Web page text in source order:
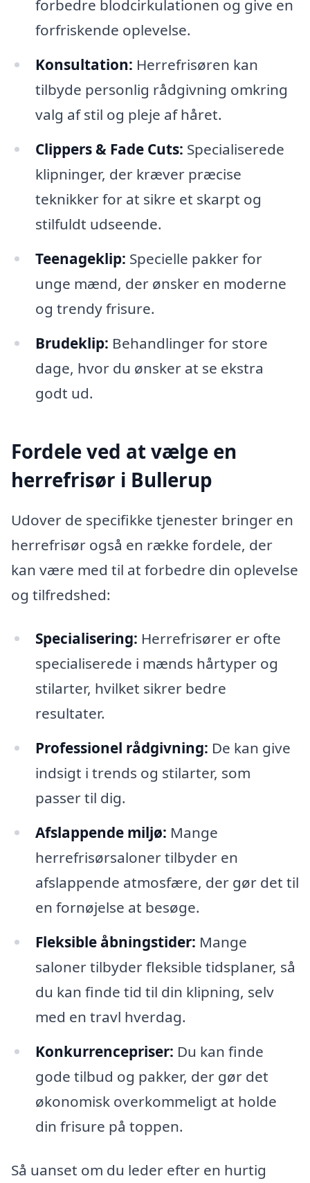
forbedre blodcirkulationen og give en
forfriskende oplevelse.
Konsultation: Herrefrisøren kan
tilbyde personlig rådgivning omkring
valg af stil og pleje af håret.
Clippers & Fade Cuts: Specialiserede
klipninger, der kræver præcise
teknikker for at sikre et skarpt og
stilfuldt udseende.
Teenageklip: Specielle pakker for
unge mænd, der ønsker en moderne
og trendy frisure.
Brudeklip: Behandlinger for store
dage, hvor du ønsker at se ekstra
godt ud.
Fordele ved at vælge en
herrefrisør i Bullerup
Udover de specifikke tjenester bringer en
herrefrisør også en række fordele, der
kan være med til at forbedre din oplevelse
og tilfredshed:
Specialisering: Herrefrisører er ofte
specialiserede i mænds hårtyper og
stilarter, hvilket sikrer bedre
resultater.
Professionel rådgivning: De kan give
indsigt i trends og stilarter, som
passer til dig.
Afslappende miljø: Mange
herrefrisørsaloner tilbyder en
afslappende atmosfære, der gør det til
en fornøjelse at besøge.
Fleksible åbningstider: Mange
saloner tilbyder fleksible tidsplaner, så
du kan finde tid til din klipning, selv
med en travl hverdag.
Konkurrencepriser: Du kan finde
gode tilbud og pakker, der gør det
økonomisk overkommeligt at holde
din frisure på toppen.
Så uanset om du leder efter en hurtig